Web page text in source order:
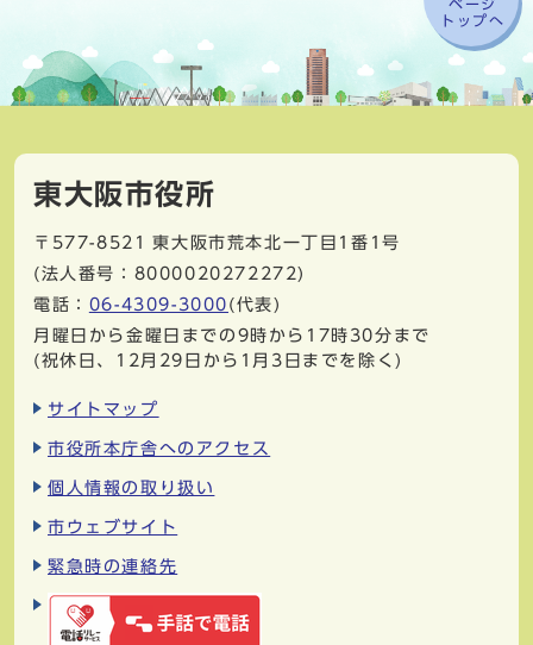
ページ
トップへ
東大阪市役所
〒577-8521
東大阪市荒本北一丁目1番1号
(法人番号：8000020272272)
電話： 06-4309-3000 (代表)
月曜日から金曜日までの9時から17時30分まで
(祝休日、12月29日から1月3日までを除く)
サイトマップ
市役所本庁舎へのアクセス
個人情報の取り扱い
市ウェブサイト
緊急時の連絡先